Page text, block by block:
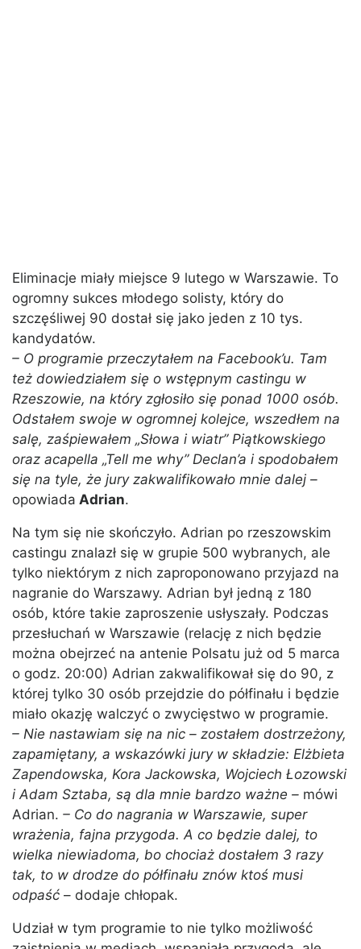
Eliminacje miały miejsce 9 lutego w Warszawie. To
ogromny sukces młodego solisty, który do
szczęśliwej 90 dostał się jako jeden z 10 tys.
kandydatów.
– O programie przeczytałem na Facebook’u. Tam
też dowiedziałem się o wstępnym castingu w
Rzeszowie, na który zgłosiło się ponad 1000 osób.
Odstałem swoje w ogromnej kolejce, wszedłem na
salę, zaśpiewałem „Słowa i wiatr” Piątkowskiego
oraz acapella „Tell me why” Declan’a i spodobałem
się na tyle, że jury zakwalifikowało mnie dalej –
opowiada Adrian.
Na tym się nie skończyło. Adrian po rzeszowskim
castingu znalazł się w grupie 500 wybranych, ale
tylko niektórym z nich zaproponowano przyjazd na
nagranie do Warszawy. Adrian był jedną z 180
osób, które takie zaproszenie usłyszały. Podczas
przesłuchań w Warszawie (relację z nich będzie
można obejrzeć na antenie Polsatu już od 5 marca
o godz. 20:00) Adrian zakwalifikował się do 90, z
której tylko 30 osób przejdzie do półfinału i będzie
miało okazję walczyć o zwycięstwo w programie.
– Nie nastawiam się na nic – zostałem dostrzeżony,
zapamiętany, a wskazówki jury w składzie: Elżbieta
Zapendowska, Kora Jackowska, Wojciech Łozowski
i Adam Sztaba, są dla mnie bardzo ważne – mówi
Adrian. – Co do nagrania w Warszawie, super
wrażenia, fajna przygoda. A co będzie dalej, to
wielka niewiadoma, bo chociaż dostałem 3 razy
tak, to w drodze do półfinału znów ktoś musi
odpaść – dodaje chłopak.
Udział w tym programie to nie tylko możliwość